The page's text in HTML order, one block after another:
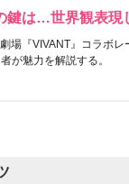
鍵は…世界観表現
場『VIVANT』コラボ
が魅力を解説する。